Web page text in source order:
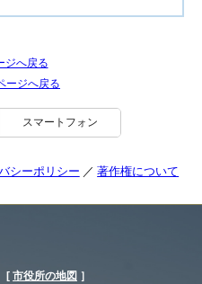
ジへ戻る
ージへ戻る
スマートフォン
シーポリシー 著作権について
[ 市役所の地図 ］